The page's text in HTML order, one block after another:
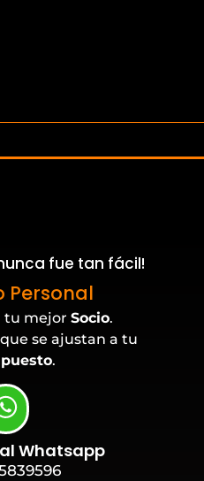
fue tan fácil!
tu mejor Socio.
se ajustan a tu
.
Whatsapp